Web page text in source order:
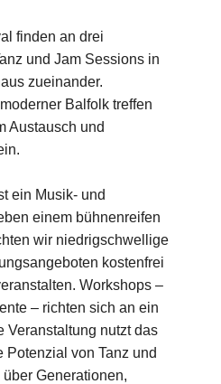
finden an drei
und Jam Sessions in
zueinander.
Balfolk treffen
Austausch und
ein Musik- und
einem bühnenreifen
wir niedrigschwellige
kostenfrei
Workshops –
– richten sich an ein
Veranstaltung nutzt das
Potenzial von Tanz und
Generationen,